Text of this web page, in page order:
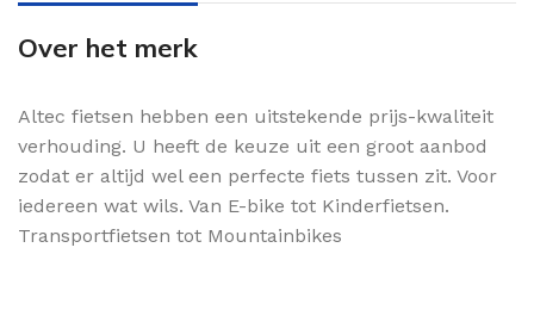
Over het merk
Altec fietsen hebben een uitstekende prijs-kwaliteit
verhouding. U heeft de keuze uit een groot aanbod
zodat er altijd wel een perfecte fiets tussen zit. Voor
iedereen wat wils. Van E-bike tot Kinderfietsen.
Transportfietsen tot Mountainbikes